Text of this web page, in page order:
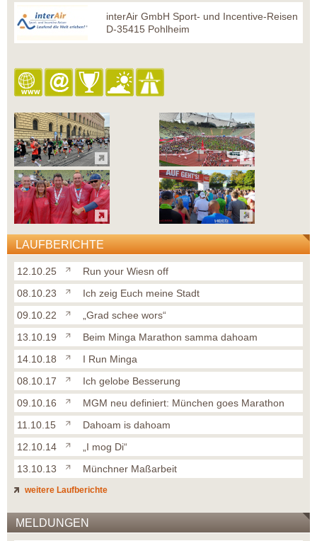
interAir GmbH Sport- und Incentive-Reisen
D-35415 Pohlheim
LAUFBERICHTE
12.10.25
Run your Wiesn off
08.10.23
Ich zeig Euch meine Stadt
09.10.22
„Grad schee wors“
13.10.19
Beim Minga Marathon samma dahoam
14.10.18
I Run Minga
08.10.17
Ich gelobe Besserung
09.10.16
MGM neu definiert: München goes Marathon
11.10.15
Dahoam is dahoam
12.10.14
„I mog Di“
13.10.13
Münchner Maßarbeit
weitere Laufberichte
MELDUNGEN